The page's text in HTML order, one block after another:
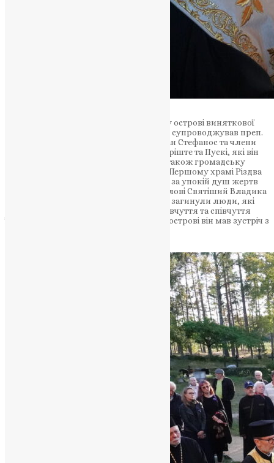
Під час свого перебування на лісистому острові виняткової
природної краси Його Святість завжди супроводжував преп.
Митрополит Таллінна та всієї Естонії пан Стефанос та члени
його оточення відвідали I. Церкви в Куріште та Пускі, які він
відкрив двері з нагоди її оновлення, а також громадську
школу Копу, де Діяла церква. Також у Першому храмі Різдва
Пресвятої Богородиці звершив Трисай за упокій душ жертв
трагічної катастрофи в Лівії. У своєму слові Святіший Владика
висловив скорботу з приводу того, що загинули люди, які
пішли рятувати ближніх, висловив співчуття та співчуття
їхнім родинам. Під час перебування на острові він мав зустріч з